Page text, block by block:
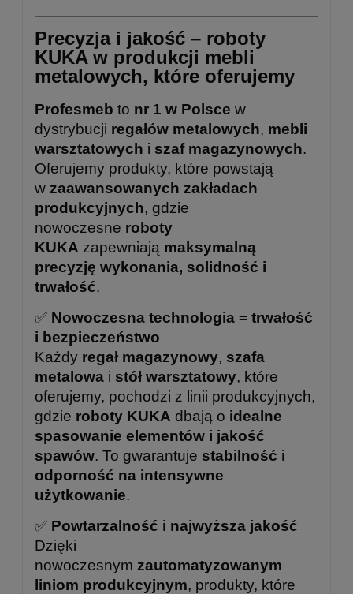
Precyzja i jakość – roboty
KUKA w produkcji mebli
metalowych, które oferujemy
Profesmeb to nr 1 w Polsce w
dystrybucji regałów metalowych, mebli
warsztatowych i szaf magazynowych.
Oferujemy produkty, które powstają
w zaawansowanych zakładach
produkcyjnych, gdzie
nowoczesne roboty
KUKA zapewniają maksymalną
precyzję wykonania, solidność i
trwałość.
✅ Nowoczesna technologia = trwałość
i bezpieczeństwo
Każdy regał magazynowy, szafa
metalowa i stół warsztatowy, które
oferujemy, pochodzi z linii produkcyjnych,
gdzie roboty KUKA dbają o idealne
spasowanie elementów i jakość
spawów. To gwarantuje stabilność i
odporność na intensywne
użytkowanie.
✅ Powtarzalność i najwyższa jakość
Dzięki
nowoczesnym zautomatyzowanym
liniom produkcyjnym, produkty, które